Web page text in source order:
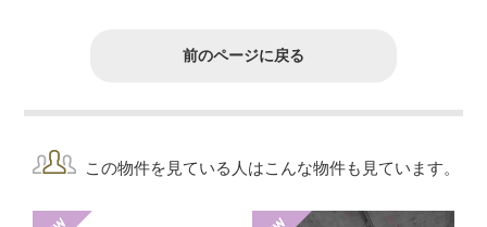
前のページに戻る
この物件を見ている人はこんな物件も見ています。